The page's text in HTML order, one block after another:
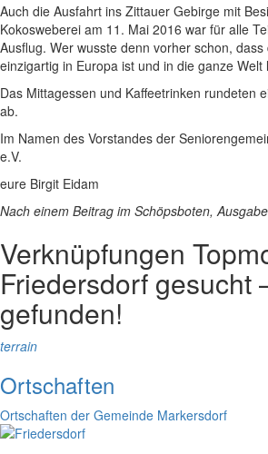
Auch die Ausfahrt ins Zittauer Gebirge mit
Kokosweberei am 11. Mai 2016 war für alle
Ausflug. Wer wusste denn vorher schon,
einzigartig in Europa ist und in die ganze Welt
Das Mittagessen und Kaffeetrinken rundeten
ab.
Im Namen des Vorstandes der
e.V.
eure Birgit Eidam
Nach einem Beitrag im Schöpsboten,
Verknüpfungen
Friedersdorf gesucht
gefunden!
terrain
Ortschaften
Ortschaften der Gemeinde Markersdorf